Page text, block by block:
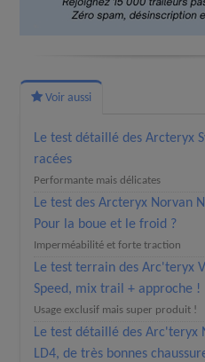
Voir aussi
Le test détaillé des Arcteryx
racées
Performante mais délicates
Le test des Arcteryx Norvan
Pour la boue et le froid ?
Imperméabilité et forte traction
Le test terrain des Arc'teryx
Speed, mix trail + approche !
Usage exclusif mais super produit !
Le test détaillé des Arc'teryx
LD4, de très bonnes